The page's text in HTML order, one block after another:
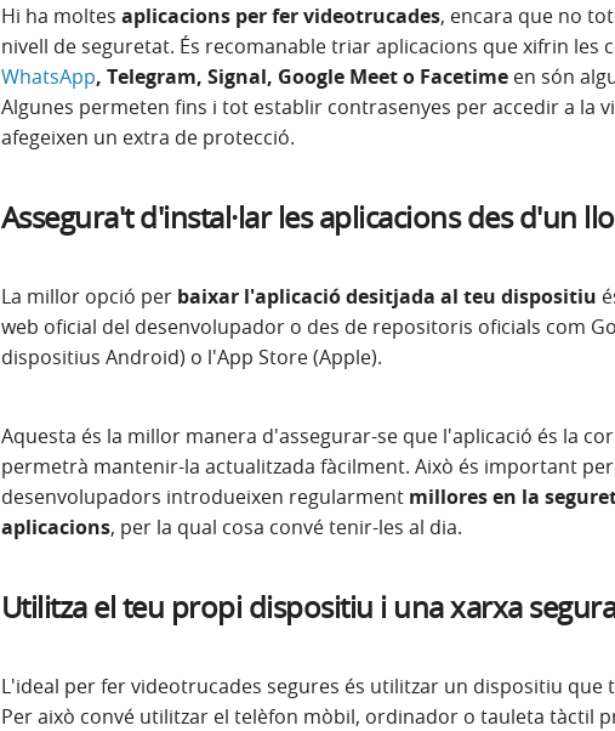
Hi ha moltes aplicacions per fer videotrucades, encara que no
nivell de seguretat. És recomanable triar aplicacions que xifrin les
WhatsApp, Telegram, Signal, Google Meet o Facetimeen són
Algunes permeten fins i tot establir contrasenyes per accedir a la
afegeixen un extra de protecció.
Assegura't d'instal·lar les aplicacions des d'un
La millor opció per baixar l'aplicació desitjada al teu dispositiu
web oficial del desenvolupador o des de repositoris oficials com
dispositius Android) o l'App Store (Apple).
Aquesta és la millor manera d'assegurar-se que l'aplicació és la
permetrà mantenir-la actualitzada fàcilment. Això és important
desenvolupadors introdueixen regularment millores en la
aplicacions, per la qual cosa convé tenir-les al dia.
Utilitza el teu propi dispositiu i una xarxa
L'ideal per fer videotrucades segures és utilitzar un dispositiu que
Per això convé utilitzar el telèfon mòbil, ordinador o tauleta tàctil